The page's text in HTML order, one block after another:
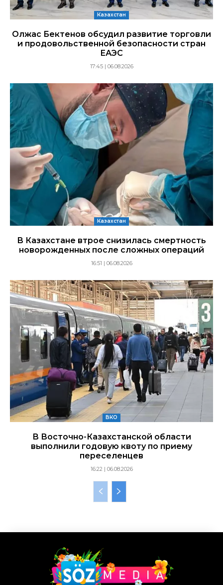
Казахстан
Олжас Бектенов обсудил развитие торговли
и продовольственной безопасности стран
ЕАЭС
17:45 | 06.08.2026
Казахстан
В Казахстане втрое снизилась смертность
новорожденных после сложных операций
16:51 | 06.08.2026
ВКО
В Восточно-Казахстанской области
выполнили годовую квоту по приему
переселенцев
16:22 | 06.08.2026